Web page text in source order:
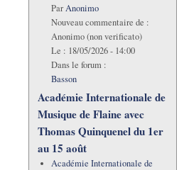
ParAnonimo
Nouveau commentaire de :
Anonimo (non verificato)
Le : 18/05/2026 - 14:00
Dans le forum :
Basson
Académie Internationale de
Musique de Flaine avec
Thomas Quinquenel du 1er
au 15 août
Académie Internationale de